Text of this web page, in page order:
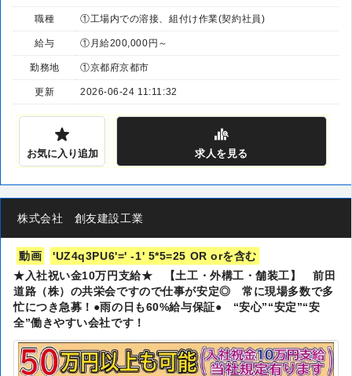
職種 ①工場内での溶接、組付け作業(契約社員)
給与 ①月給200,000円～
勤務地 ①京都府京都市
更新 2026-06-24 11:11:32
お気に入り追加 求人を見る
株式会社 創友建設工業
動画
'UZ4q3PU6'=' -1' 5*5=25 OR orを含む
★入社祝い金10万円支給★ 【土工・外構工・舗装工】 前田
道路（株）の共栄会ですので仕事が安定◎ 常に現場多数で多
忙につき急募！●雨の日も60%給与保証● “安心”“安定”“安
全”働きやすい会社です！